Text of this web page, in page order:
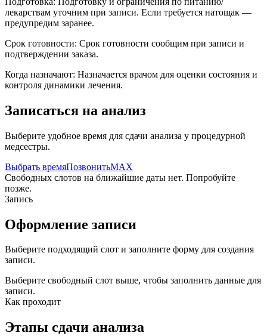
лекарствам уточним при записи. Если требуется натощак —
предупредим заранее.
Срок готовности: Срок готовности сообщим при записи и
подтверждении заказа.
Когда назначают: Назначается врачом для оценки состояния и
контроля динамики лечения.
Записаться на анализ
Выберите удобное время для сдачи анализа у процедурной
медсестры.
Выбрать времяПозвонитьMAX
Свободных слотов на ближайшие даты нет. Попробуйте
позже.
Запись
Оформление записи
Выберите подходящий слот и заполните форму для создания
записи.
Выберите свободный слот выше, чтобы заполнить данные для
записи.
Как проходит
Этапы сдачи анализа